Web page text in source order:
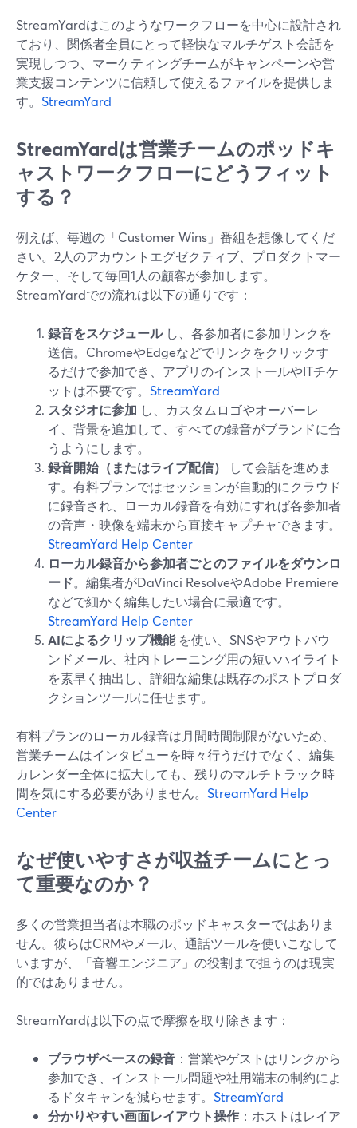
StreamYardはこのようなワークフローを中心に設計され
ており、関係者全員にとって軽快なマルチゲスト会話を
実現しつつ、マーケティングチームがキャンペーンや営
業支援コンテンツに信頼して使えるファイルを提供しま
す。 StreamYard
StreamYardは営業チームのポッドキ
ャストワークフローにどうフィット
する？
例えば、毎週の「Customer Wins」番組を想像してくだ
さい。2人のアカウントエグゼクティブ、プロダクトマー
ケター、そして毎回1人の顧客が参加します。
StreamYardでの流れは以下の通りです：
録音をスケジュールし、各参加者に参加リンクを
送信。ChromeやEdgeなどでリンクをクリックす
るだけで参加でき、アプリのインストールやITチケ
ットは不要です。 StreamYard
スタジオに参加 し、カスタムロゴやオーバーレ
イ、背景を追加して、すべての録音がブランドに合
うようにします。
録音開始（またはライブ配信）
して会話を進めま
す。有料プランではセッションが自動的にクラウド
に録音され、ローカル録音を有効にすれば各参加者
の音声・映像を端末から直接キャプチャできます。
StreamYard Help Center
ローカル録音から参加者ごとのファイルをダウンロ
ード。編集者がDaVinci ResolveやAdobe Premiere
などで細かく編集したい場合に最適です。
StreamYard Help Center
AIによるクリップ機能を使い、SNSやアウトバウ
ンドメール、社内トレーニング用の短いハイライト
を素早く抽出し、詳細な編集は既存のポストプロダ
クションツールに任せます。
有料プランのローカル録音は月間時間制限がないため、
営業チームはインタビューを時々行うだけでなく、編集
カレンダー全体に拡大しても、残りのマルチトラック時
間を気にする必要がありません。 StreamYard Help
Center
なぜ使いやすさが収益チームにとっ
て重要なのか？
多くの営業担当者は本職のポッドキャスターではありま
せん。彼らはCRMやメール、通話ツールを使いこなして
いますが、「音響エンジニア」の役割まで担うのは現実
的ではありません。
StreamYardは以下の点で摩擦を取り除きます：
ブラウザベースの録音 ：営業やゲストはリンクから
参加でき、インストール問題や社用端末の制約によ
るドタキャンを減らせます。 StreamYard
分かりやすい画面レイアウト操作 ：ホストはレイア